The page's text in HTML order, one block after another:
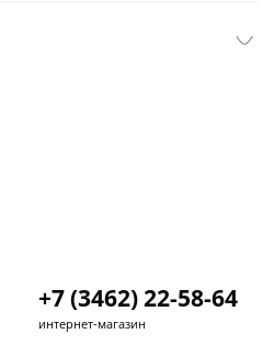
+7 (3462) 22-58-64
интернет-магазин